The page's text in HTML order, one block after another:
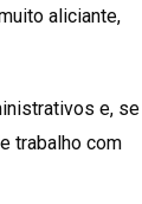
aliciante,
e, se
trabalho com